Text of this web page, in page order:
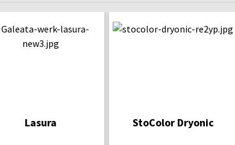
Lasura StoColor Dryonic